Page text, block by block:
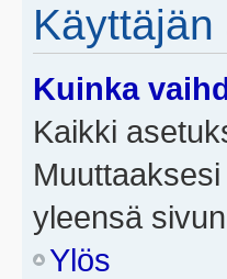
Kuinka
Kaikki
yleensä
Ylös